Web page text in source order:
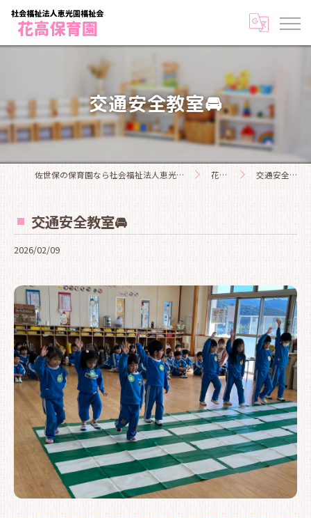
交通安全教室🚘
佐世保の保育園なら社会福祉法人恵光園福祉会花高保育園 花高日記 交通安全教室🚘
交通安全教室🚘
2026/02/09